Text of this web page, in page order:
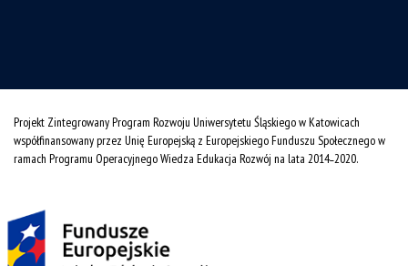
Projekt Zintegrowany Program Rozwoju Uniwersytetu Śląskiego w Katowicach
współfinansowany przez Unię Europejską z Europejskiego Funduszu Społecznego w
ramach Programu Operacyjnego Wiedza Edukacja Rozwój na lata 2014˗2020.